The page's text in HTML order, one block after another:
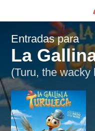
Entradas para
La
(Turu, the wacky